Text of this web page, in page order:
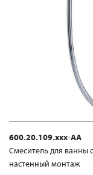
600.20.109.xxx-AA
Смеситель для ванны
настенный монтаж